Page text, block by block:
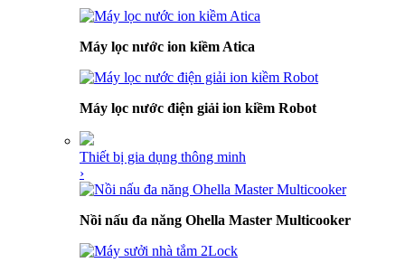
Máy lọc nước ion kiềm Atica
Máy lọc nước điện giải ion kiềm Robot
Thiết bị gia dụng thông minh
›
Nồi nấu đa năng Ohella Master Multicooker